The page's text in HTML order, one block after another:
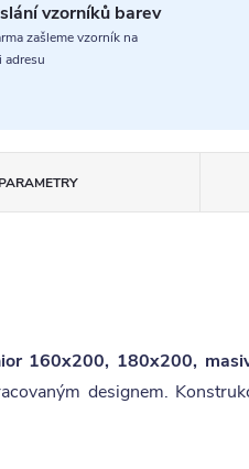
vzorníků barev
zašleme vzorník na
adresu
PARAMETRY
160x200, 180x200,
designem.